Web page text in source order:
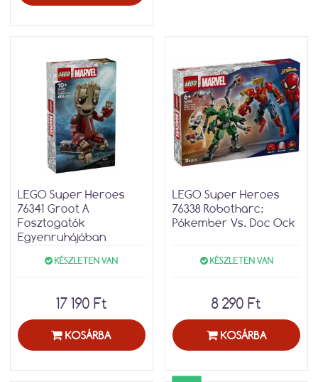
LEGO Super Heroes
76341 Groot A
Fosztogatók
Egyenruhájában
KÉSZLETEN VAN
17 190 Ft
KOSÁRBA
LEGO Super Heroes
76338 Robotharc:
Pókember Vs. Doc Ock
KÉSZLETEN VAN
8 290 Ft
KOSÁRBA